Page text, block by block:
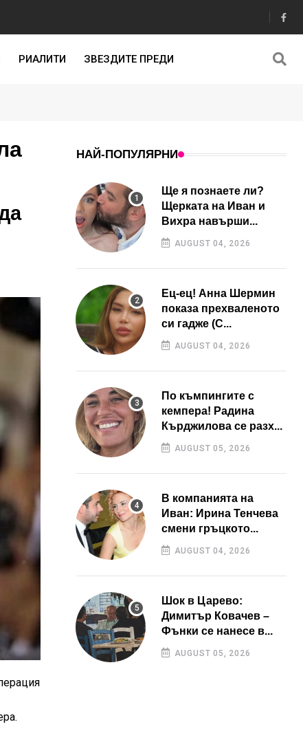
РИАЛИТИ ЗВЕЗДИТЕ ПРЕДИ
НАЙ-ПОПУЛЯРНИ
Ще я познаете ли?
Щерката на Иван и
Вихра навърши...
AUGUST 04, 2026
Ец-ец! Анна Шермин
показа прехваленото
си гадже (С...
AUGUST 04, 2026
По къмпингите с
кемпера! Радина
Кърджилова се разх...
AUGUST 05, 2026
В компанията на
Иван: Ирина Тенчева
смени гръцкото...
AUGUST 04, 2026
Шок в Царево:
Димитър Ковачев –
Фънки се нанесе в...
AUGUST 05, 2026